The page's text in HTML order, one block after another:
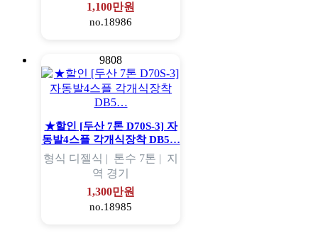
1,100만원
no.18986
9808
★할인 [두산 7톤 D70S-3] 자
동발4스플 각개식장착 DB5…
형식 디젤식 | 톤수 7톤 | 지
역 경기
1,300만원
no.18985